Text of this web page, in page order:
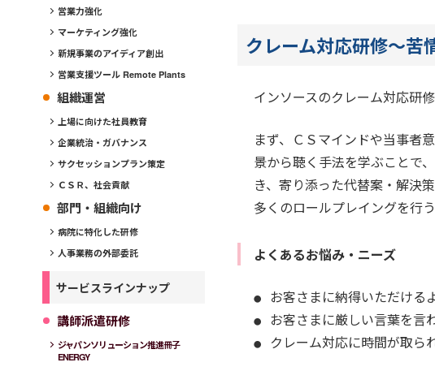
クレーム対応研修～苦
インソースのクレーム対応研
まず、ＣＳマインドや当事者
景から聴く手法を学ぶことで
き、寄り添った代替案・解決
多くのロールプレイングを行
よくあるお悩み・ニーズ
お客さまに納得いただける
お客さまに厳しい言葉を言
クレーム対応に時間が取ら
営業力強化
マーケティング強化
新規事業のアイディア創出
営業支援ツール Remote Plants
組織運営
上場に向けた社員教育
企業統治・ガバナンス
サクセッションプラン策定
ＣＳＲ、社会貢献
部門・組織向け
病院に特化した研修
人事業務の外部委託
サービスラインナップ
講師派遣研修
ジャパンソリューション推進冊子
ENERGY